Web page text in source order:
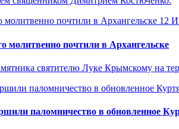
12
почтили в Архангельске
святителю Луке Крымскому на
паломничество в обновленное